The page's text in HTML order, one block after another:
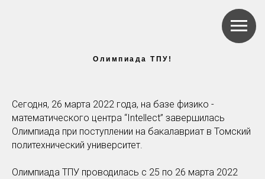
Олимпиада ТПУ!
Сегодня, 26 марта 2022 года, на базе физико -
математического центра “Intellect” завершилась
Олимпиада при поступлении на бакалавриат в Томский
политехнический университет.
Олимпиада ТПУ проводилась с 25 по 26 марта 2022